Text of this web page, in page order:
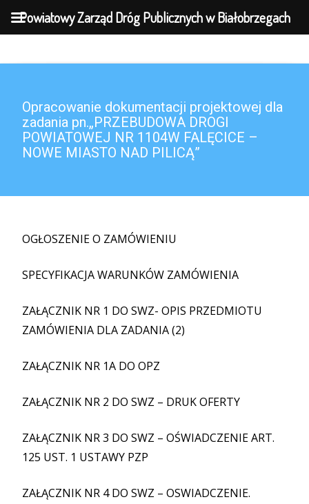
Opracowanie dokumentacji projektowej dla
zadania pn.„PRZEBUDOWA DROGI
POWIATOWEJ NR 1104W FALĘCICE –
NOWE MIASTO NAD PILICĄ”
OGŁOSZENIE O ZAMÓWIENIU
SPECYFIKACJA WARUNKÓW ZAMÓWIENIA
ZAŁĄCZNIK NR 1 DO SWZ- OPIS PRZEDMIOTU
ZAMÓWIENIA DLA ZADANIA (2)
ZAŁĄCZNIK NR 1A DO OPZ
ZAŁĄCZNIK NR 2 DO SWZ – DRUK OFERTY
ZAŁĄCZNIK NR 3 DO SWZ – OŚWIADCZENIE ART.
125 UST. 1 USTAWY PZP
ZAŁĄCZNIK NR 4 DO SWZ – OSWIADCZENIE.
Powiatowy Zarząd Dróg Publicznych w Białobrzegach
MENU